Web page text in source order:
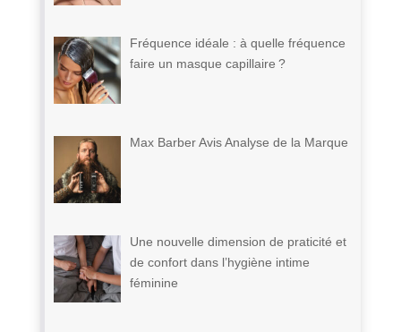
Fréquence idéale : à quelle fréquence
faire un masque capillaire ?
Max Barber Avis Analyse de la Marque
Une nouvelle dimension de praticité et
de confort dans l’hygiène intime
féminine